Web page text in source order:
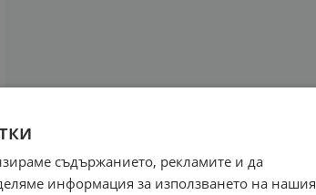
съдържанието, рекламите и да
информация за използването на нашия